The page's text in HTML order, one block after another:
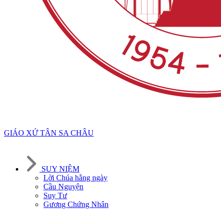
GIÁO XỨ TÂN SA CHÂU
SUY NIỆM
Lời Chúa hằng ngày
Cầu Nguyện
Suy Tư
Gương Chứng Nhân